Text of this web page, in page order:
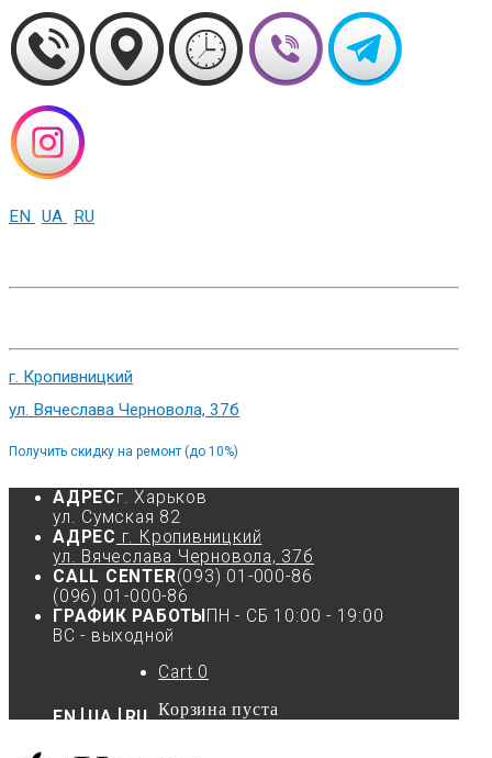
EN UA RU
г. Кропивницкий
ул. Вячеслава Черновола, 37б
Получить скидку на ремонт (до 10%)
АДРЕСг. Харьков
ул. Сумская 82
АДРЕС г. Кропивницкий
ул. Вячеслава Черновола, 37б
CALL CENTER(093) 01-000-86
(096) 01-000-86
ГРАФИК РАБОТЫ ПН - СБ 10:00 - 19:00
ВС - выходной
EN UA RU
Cart 0
Корзина пуста